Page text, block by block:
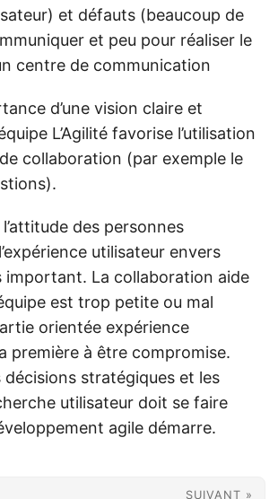
et défauts (beaucoup de
et peu pour réaliser le
centre de communication
d’une vision claire et
L’Agilité favorise l’utilisation
collaboration (par exemple le
des personnes
utilisateur envers
important. La collaboration aide
est trop petite ou mal
orientée expérience
première à être compromise.
décisions stratégiques et les
utilisateur doit se faire
agile démarre.
SUIVANT »